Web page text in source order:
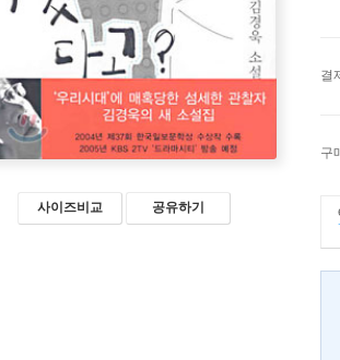
사이즈비교 공유하기
결
구